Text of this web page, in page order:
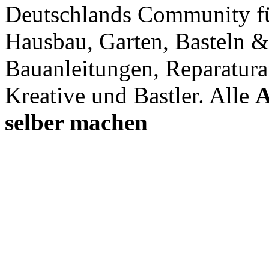
Deutschlands Community
Hausbau, Garten, Basteln
Bauanleitungen,
Kreative und Bastler. Alle
selber machen